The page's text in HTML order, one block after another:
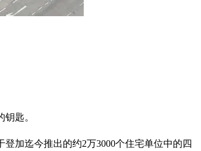
匙。
加迄今推出的约2万3000个住宅单位中的四